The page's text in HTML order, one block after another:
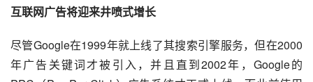
互联网广告将迎来井喷式增长
尽管Google在1999年就上线了其搜索引擎服务，但在2000
年广告 关键词才被引入，并且直到2002年，Google的